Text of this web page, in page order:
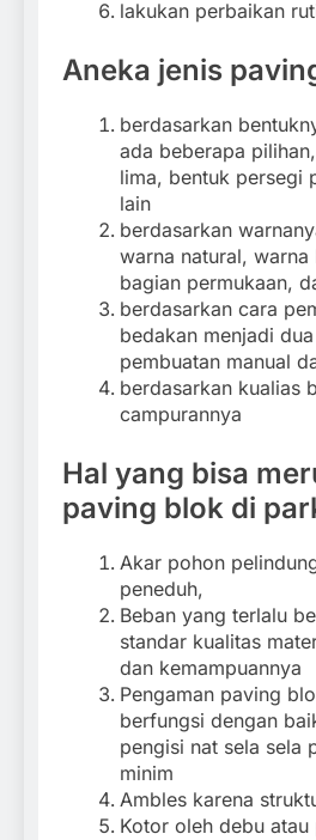
lakukan perbaikan
Aneka jenis
berdasarkan
ada beberapa
lima, bentuk persegi
lain
berdasarkan
warna natural, warna
bagian permukaan,
berdasarkan cara
bedakan menjadi
pembuatan manual
berdasarkan kualias
campurannya
Hal yang bisa
paving blok di
Akar pohon
peneduh,
Beban yang terlalu
standar kualitas
dan kemampuannya
Pengaman paving
berfungsi dengan
pengisi nat sela sela
minim
Ambles karena
Kotor oleh debu atau